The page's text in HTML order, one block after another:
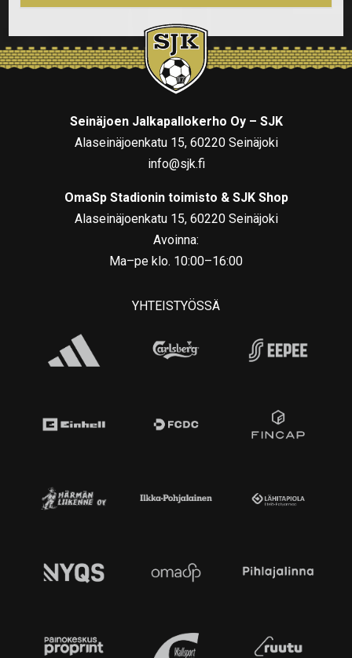
Seinäjoen Jalkapallokerho Oy – SJK
Alaseinäjoenkatu 15, 60220 Seinäjoki
info@sjk.fi
OmaSp Stadionin toimisto & SJK Shop
Alaseinäjoenkatu 15, 60220 Seinäjoki
Avoinna:
Ma–pe klo. 10:00–16:00
YHTEISTYÖSSÄ